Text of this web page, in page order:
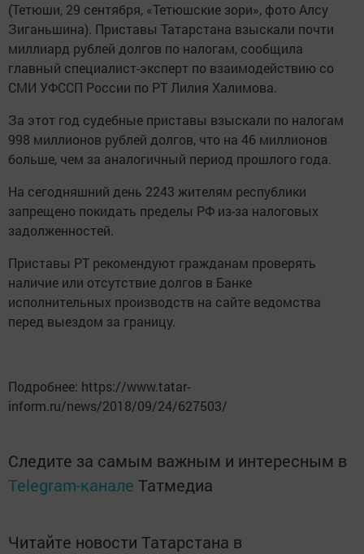
(Тетюши, 29 сентября, «Тетюшские зори», фото Алсу
Зиганьшина). Приставы Татарстана взыскали почти
миллиард рублей долгов по налогам, сообщила
главный специалист-эксперт по взаимодействию со
СМИ УФССП России по РТ Лилия Халимова.
За этот год судебные приставы взыскали по налогам
998 миллионов рублей долгов, что на 46 миллионов
больше, чем за аналогичный период прошлого года.
На сегодняшний день 2243 жителям республики
запрещено покидать пределы РФ из-за налоговых
задолженностей.
Приставы РТ рекомендуют гражданам проверять
наличие или отсутствие долгов в Банке
исполнительных производств на сайте ведомства
перед выездом за границу.
Подробнее: https://www.tatar-
inform.ru/news/2018/09/24/627503/
Следите за самым важным и интересным в
Telegram-канале Татмедиа
Читайте новости Татарстана в